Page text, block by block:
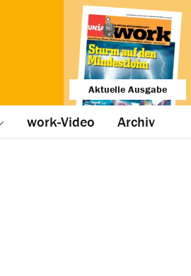
Aktuelle Ausgabe
work-Video Archiv